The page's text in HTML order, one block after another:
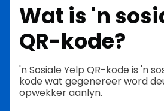
Wat is 'n
QR-kode?
'n Sosiale Yelp QR-kode is 'n
kode wat gegenereer word
opwekker aanlyn.